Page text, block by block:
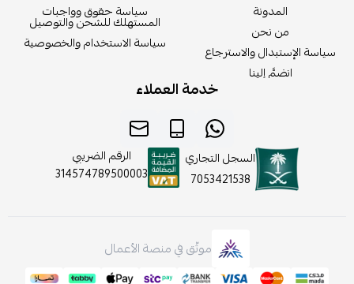
المدونة
من نحن
سياسة الإستبدال والاسترجاع
انضمَّ إلينا
سياسة حقوق وواجبات
المستهلك للشحن والتوصيل
سياسة الاستخدام والخصوصية
خدمة العملاء
السجل التجاري
7053421538
الرقم الضريبي
314574789500003
موثّق في منصة الأعمال